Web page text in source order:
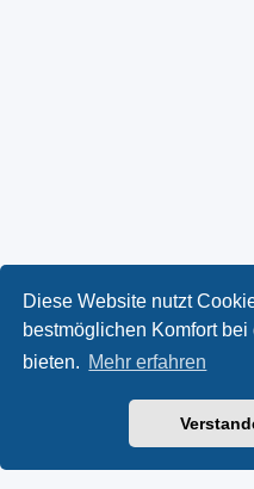
Diese Website nutzt
bestmöglichen Komfort bei
bieten. Mehr erfahren